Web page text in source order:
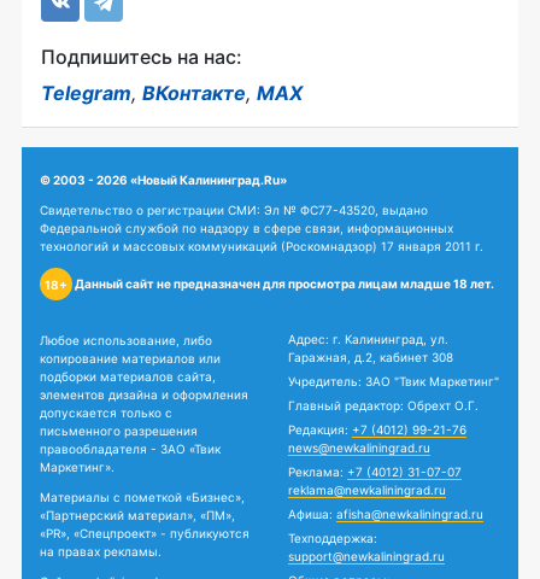
Подпишитесь на нас:
Telegram, ВКонтакте, MAX
© 2003 - 2026 «Новый Калининград.Ru»
Свидетельство о регистрации СМИ: Эл № ФС77-43520, выдано
Федеральной службой по надзору в сфере связи, информационных
технологий и массовых коммуникаций (Роскомнадзор) 17 января 2011 г.
18+ Данный сайт не предназначен для просмотра лицам младше 18 лет.
Любое использование, либо
копирование материалов или
подборки материалов сайта,
элементов дизайна и оформления
допускается только с
письменного разрешения
правообладателя - ЗАО «Твик
Маркетинг».
Материалы с пометкой «Бизнес»,
«Партнерский материал», «ПМ»,
«PR», «Спецпроект» - публикуются
на правах рекламы.
Адрес: г. Калининград, ул.
Гаражная, д.2, кабинет 308
Учредитель: ЗАО "Твик Маркетинг"
Главный редактор: Обрехт О.Г.
Редакция: +7 (4012) 99-21-76
news@newkaliningrad.ru
Реклама: +7 (4012) 31-07-07
reklama@newkaliningrad.ru
Афиша: afisha@newkaliningrad.ru
Техподдержка:
support@newkaliningrad.ru